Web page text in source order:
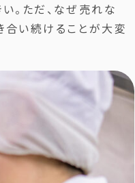
。ただ、なぜ売れな
合い続けることが大変